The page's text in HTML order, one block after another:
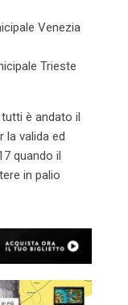
Venezia
Trieste
è andato il
la valida ed
quando il
in palio